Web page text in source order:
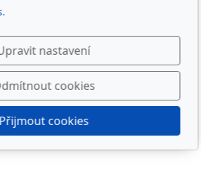
kniha
Sledujte nás
nastavení
cookies
Přijmout cookies